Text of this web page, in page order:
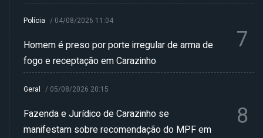
Polícia / 04/08/2026 11:04
Homem é preso por porte irregular de arma de
fogo e receptação em Carazinho
7
Geral / 05/08/2026 20:15
Fazenda e Jurídico de Carazinho se
manifestam sobre recomendação do MPF em
8